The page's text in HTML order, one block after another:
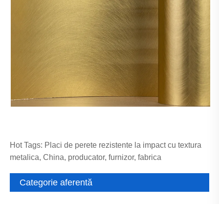
Hot Tags: Placi de perete rezistente la impact cu textura
metalica, China, producator, furnizor, fabrica
Categorie aferentă